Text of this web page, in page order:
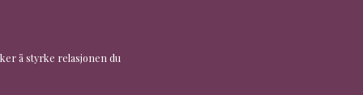
å styrke relasjonen du